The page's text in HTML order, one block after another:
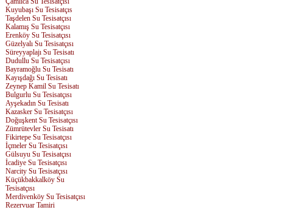
Kuyubaşı Su Tesisatçıs
Taşdelen Su Tesisatçısı
Kalamış Su Tesisatçısı
Erenköy Su Tesisatçısı
Güzelyalı Su Tesisatçısı
Süreyyaplajı Su Tesisatı
Dudullu Su Tesisatçısı
Bayramoğlu Su Tesisatı
Kayışdağı Su Tesisatı
Zeynep Kamil Su Tesisatı
Bulgurlu Su Tesisatçısı
Ayşekadın Su Tesisatı
Kazasker Su Tesisatçısı
Doğuşkent Su Tesisatçısı
Zümrütevler Su Tesisatı
Fikirtepe Su Tesisatçısı
İçmeler Su Tesisatçısı
Gülsuyu Su Tesisatçısı
İcadiye Su Tesisatçısı
Narcity Su Tesisatçısı
Küçükbakkalköy Su
Tesisatçısı
Merdivenköy Su Tesisatçısı
Rezervuar Tamiri